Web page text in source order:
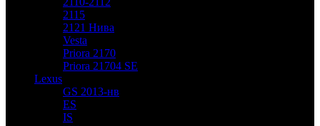
2115
2121 Нива
Vesta
Priora 2170
Priora 21704 SE
Lexus
GS 2013-нв
ES
IS